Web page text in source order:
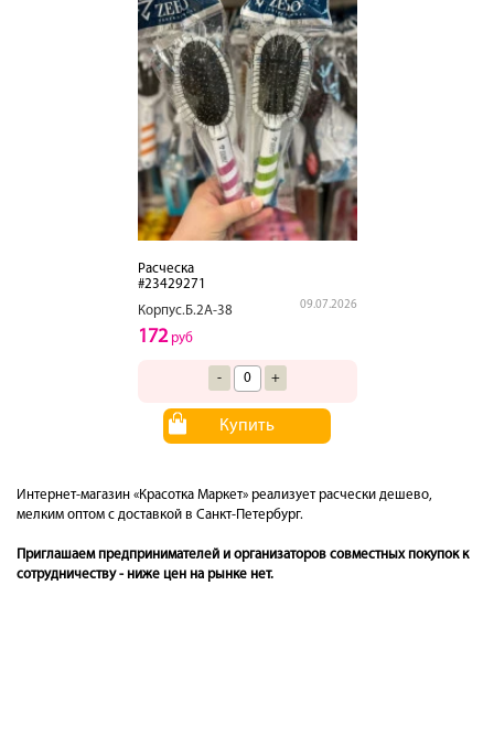
Расческа
#23429271
Корпус.Б.2А-38
09.07.2026
172руб
- +
Купить
Интернет-магазин «Красотка Маркет» реализует расчески дешево,
мелким оптом с доставкой в Санкт-Петербург.
Приглашаем предпринимателей и организаторов совместных покупок к
сотрудничеству - ниже цен на рынке нет.